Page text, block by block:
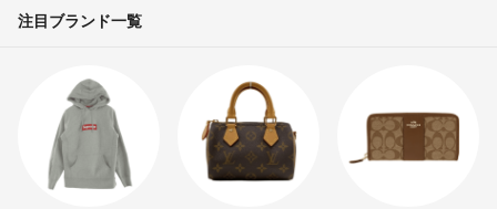
注目ブランド一覧